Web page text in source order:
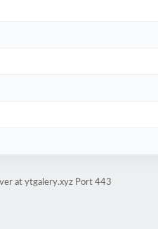
at ytgalery.xyz Port 443